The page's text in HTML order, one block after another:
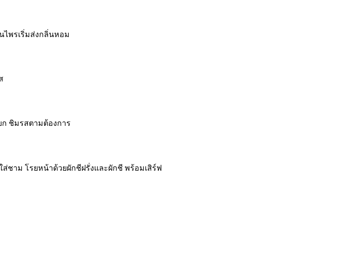
ไพรเริ่มส่งกลิ่นหอม
ก ชิมรสตามต้องการ
ชาม โรยหน้าด้วยผักชีฝรั่งและผักชี พร้อมเสิร์ฟ